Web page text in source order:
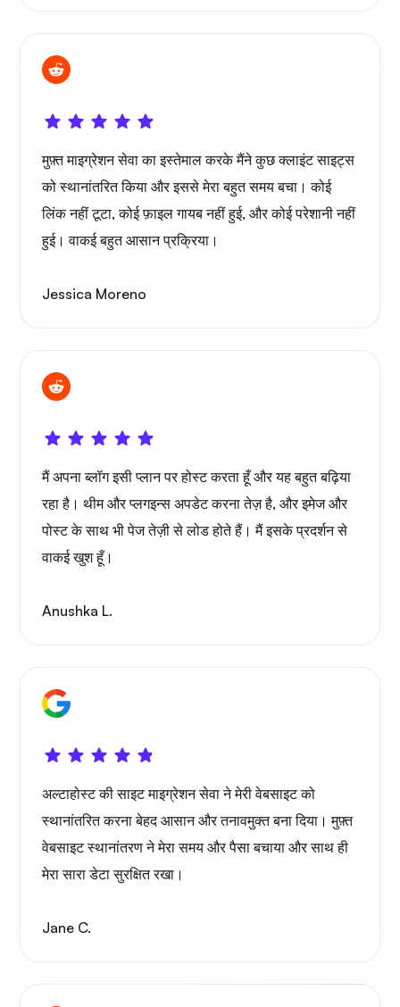
मुफ़्त माइग्रेशन सेवा का इस्तेमाल करके मैंने कुछ क्लाइंट साइट्स
को स्थानांतरित किया और इससे मेरा बहुत समय बचा। कोई
लिंक नहीं टूटा, कोई फ़ाइल गायब नहीं हुई, और कोई परेशानी नहीं
हुई। वाकई बहुत आसान प्रक्रिया।
Jessica Moreno
मैं अपना ब्लॉग इसी प्लान पर होस्ट करता हूँ और यह बहुत बढ़िया
रहा है। थीम और प्लगइन्स अपडेट करना तेज़ है, और इमेज और
पोस्ट के साथ भी पेज तेज़ी से लोड होते हैं। मैं इसके प्रदर्शन से
वाकई खुश हूँ।
Anushka L.
अल्टाहोस्ट की साइट माइग्रेशन सेवा ने मेरी वेबसाइट को
स्थानांतरित करना बेहद आसान और तनावमुक्त बना दिया। मुफ़्त
वेबसाइट स्थानांतरण ने मेरा समय और पैसा बचाया और साथ ही
मेरा सारा डेटा सुरक्षित रखा।
Jane C.